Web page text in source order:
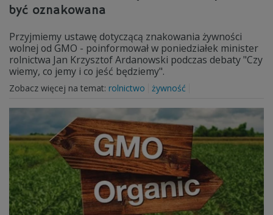
być oznakowana
Przyjmiemy ustawę dotyczącą znakowania żywności
wolnej od GMO - poinformował w poniedziałek minister
rolnictwa Jan Krzysztof Ardanowski podczas debaty "Czy
wiemy, co jemy i co jeść będziemy".
Zobacz więcej na temat: rolnictwo żywność